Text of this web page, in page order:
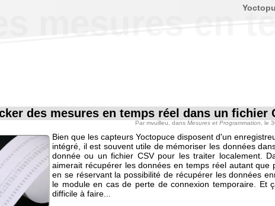
mesures en
des mesures en temps réel dans un fichier
Par mvuilleu , dans Mesures et Programmation , le
Bien que les capteurs Yoctopuce disposent d'un
intégré, il est souvent utile de mémoriser les données
donnée ou un fichier CSV pour les traiter localement.
aimerait récupérer les données en temps réel autant que
en se réservant la possibilité de récupérer les données
le module en cas de perte de connexion temporaire. Et
difficile à faire...